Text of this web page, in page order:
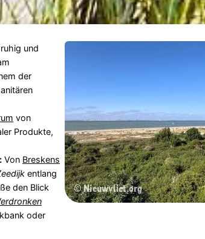
und
der
von
Produkte,
Von Breskens
entlang
den Blick
oder